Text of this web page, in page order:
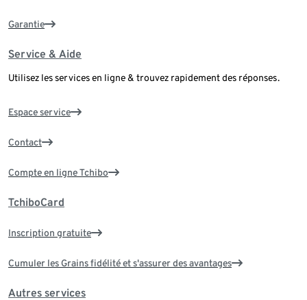
Garantie
Service & Aide
Utilisez les services en ligne & trouvez rapidement des réponses.
Espace service
Contact
Compte en ligne Tchibo
TchiboCard
Inscription gratuite
Cumuler les Grains fidélité et s'assurer des avantages
Autres services